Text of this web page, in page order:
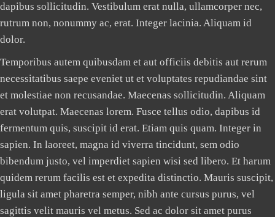
dapibus sollicitudin. Vestibulum erat nulla, ullamcorper nec,
rutrum non, nonummy ac, erat. Integer lacinia. Aliquam id
dolor.
Temporibus autem quibusdam et aut officiis debitis aut rerum
necessitatibus saepe eveniet ut et voluptates repudiandae sint
et molestiae non recusandae. Maecenas sollicitudin. Aliquam
erat volutpat. Maecenas lorem. Fusce tellus odio, dapibus id
fermentum quis, suscipit id erat. Etiam quis quam. Integer in
sapien. In laoreet, magna id viverra tincidunt, sem odio
bibendum justo, vel imperdiet sapien wisi sed libero. Et harum
quidem rerum facilis est et expedita distinctio. Mauris suscipit,
ligula sit amet pharetra semper, nibh ante cursus purus, vel
sagittis velit mauris vel metus. Sed ac dolor sit amet purus